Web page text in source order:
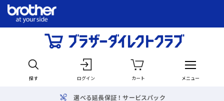
探す ログイン カート メニュー
選べる延長保証！サービスパック